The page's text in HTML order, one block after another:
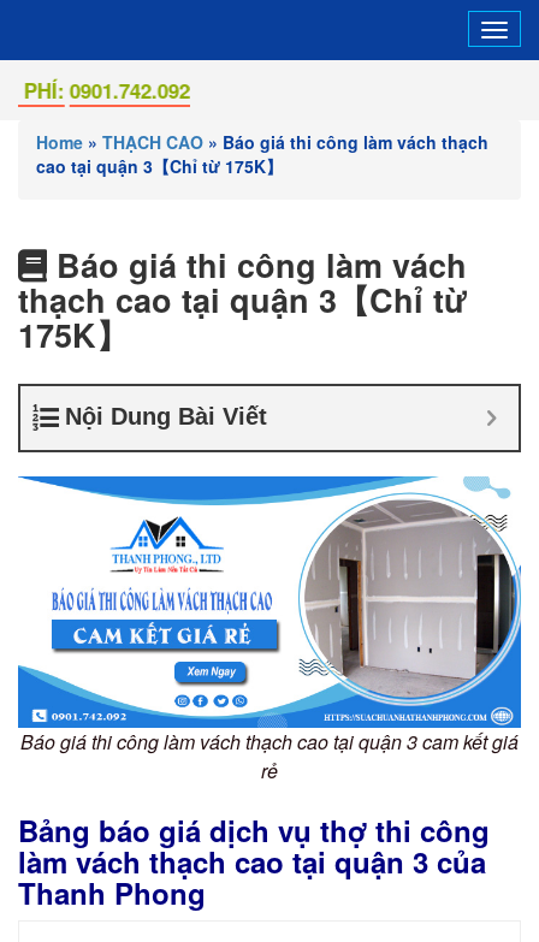
0901.742.092
Home » THẠCH CAO » Báo giá thi công làm vách thạch
cao tại quận 3【Chỉ từ 175K】
Báo giá thi công làm vách
thạch cao tại quận 3【Chỉ từ
175K】
Nội Dung Bài Viết
Báo giá thi công làm vách thạch cao tại quận 3 cam kết giá
rẻ
Bảng báo giá dịch vụ thợ thi công
làm vách thạch cao tại quận 3 của
Thanh Phong